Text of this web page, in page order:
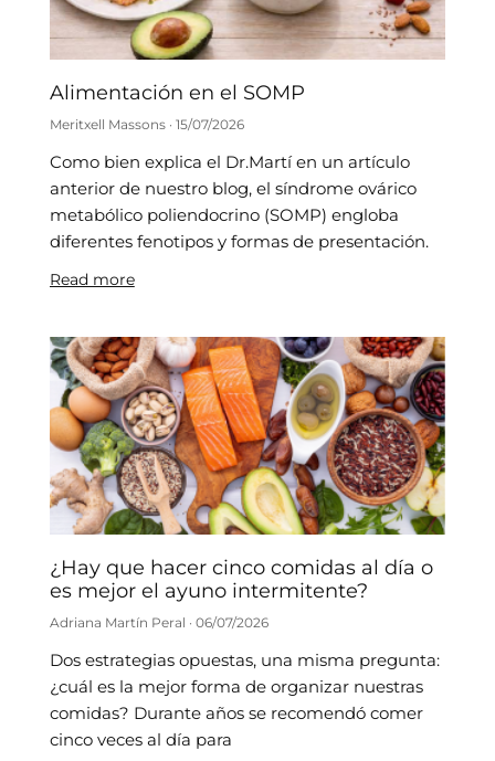
Alimentación en el SOMP
Meritxell Massons 15/07/2026
Como bien explica el Dr.Martí en un artículo
anterior de nuestro blog, el síndrome ovárico
metabólico poliendocrino (SOMP) engloba
diferentes fenotipos y formas de presentación.
Read more
¿Hay que hacer cinco comidas al día o
es mejor el ayuno intermitente?
Adriana Martín Peral 06/07/2026
Dos estrategias opuestas, una misma pregunta:
¿cuál es la mejor forma de organizar nuestras
comidas? Durante años se recomendó comer
cinco veces al día para